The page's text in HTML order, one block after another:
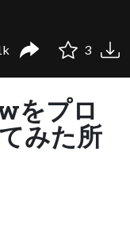
3
をプロ
みた所